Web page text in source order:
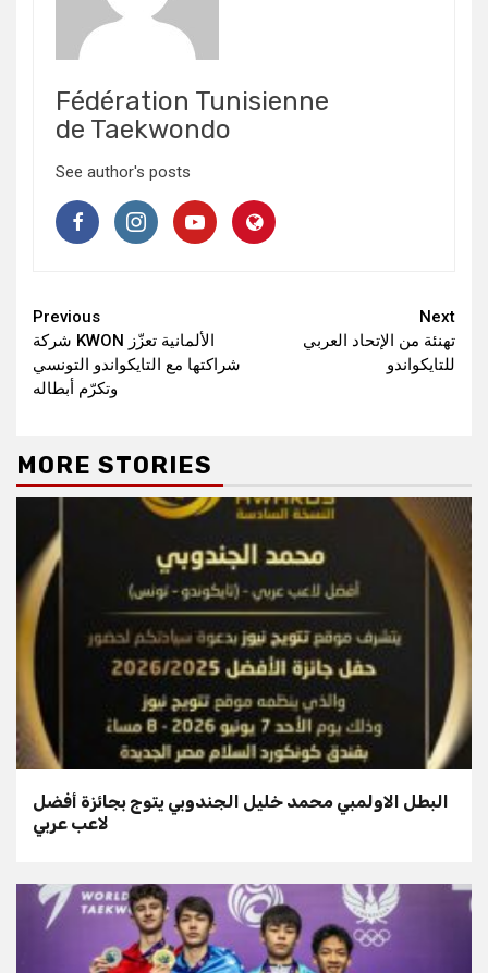
Fédération Tunisienne
de Taekwondo
See author's posts
Continue
Reading
Previous
شركة KWON الألمانية تعزّز
شراكتها مع التايكواندو التونسي
وتكرّم أبطاله
Next
تهنئة من الإتحاد العربي
للتايكواندو
MORE STORIES
البطل الاولمبي محمد خليل الجندوبي يتوج بجائزة أفضل
لاعب عربي